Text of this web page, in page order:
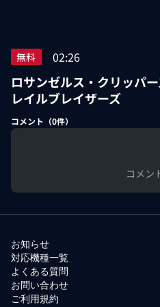
無料 02:26
ロサンゼルス・クリッパ
レイルブレイザーズ
コメント（0件）
コメン
お知らせ
対応機種一覧
よくある質問
お問い合わせ
ご利用規約